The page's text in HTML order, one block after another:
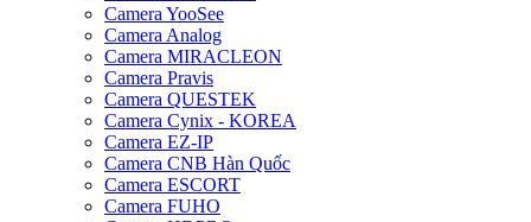
Camera YooSee
Camera Analog
Camera MIRACLEON
Camera Pravis
Camera QUESTEK
Camera Cynix - KOREA
Camera EZ-IP
Camera CNB Hàn Quốc
Camera ESCORT
Camera FUHO